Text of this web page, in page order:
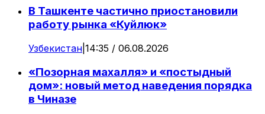
В Ташкенте частично приостановили
работу рынка «Куйлюк»
Узбекистан 14:35 / 06.08.2026
«Позорная махалля» и «постыдный
дом»: новый метод наведения порядка
в Чиназе